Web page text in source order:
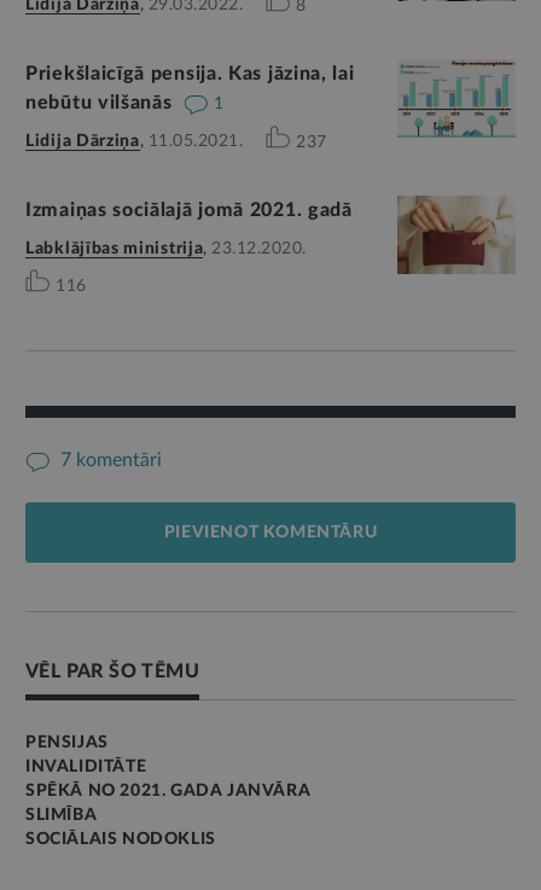
Lidija Dārziņa, 29.03.2022. 8
Priekšlaicīgā pensija. Kas jāzina, lai
nebūtu vilšanās
1
Lidija Dārziņa, 11.05.2021. 237
Izmaiņas sociālajā jomā 2021. gadā
Labklājības ministrija, 23.12.2020.
116
7 komentāri
PIEVIENOT KOMENTĀRU
VĒL PAR ŠO TĒMU
PENSIJAS
INVALIDITĀTE
SPĒKĀ NO 2021. GADA JANVĀRA
SLIMĪBA
SOCIĀLAIS NODOKLIS